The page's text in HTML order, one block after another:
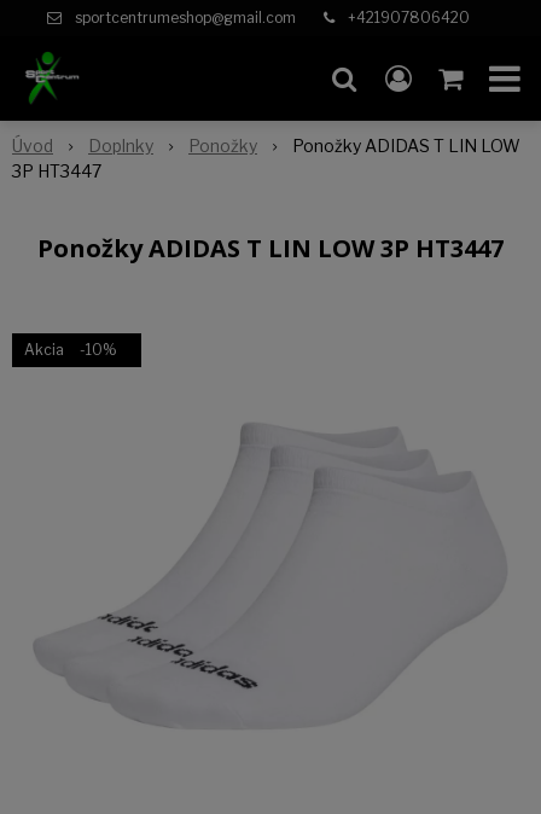
sportcentrumeshop@gmail.com +421907806420
Úvod Doplnky Ponožky
Ponožky ADIDAS T LIN LOW
3P HT3447
Ponožky ADIDAS T LIN LOW 3P HT3447
Akcia -10%